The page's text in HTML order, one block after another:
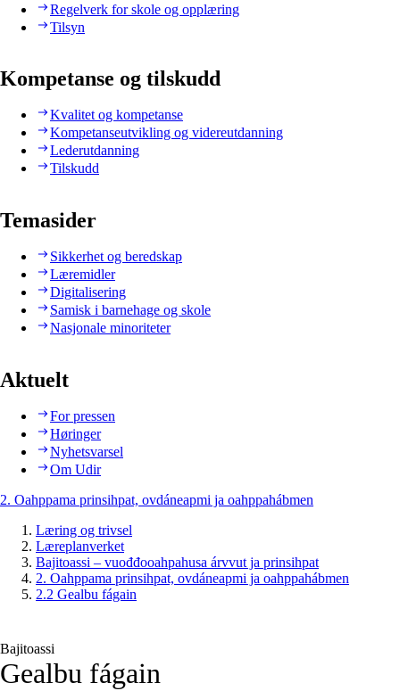
Regelverk for skole og opplæring
Tilsyn
Kompetanse og tilskudd
Kvalitet og kompetanse
Kompetanseutvikling og videreutdanning
Lederutdanning
Tilskudd
Temasider
Sikkerhet og beredskap
Læremidler
Digitalisering
Samisk i barnehage og skole
Nasjonale minoriteter
Aktuelt
For pressen
Høringer
Nyhetsvarsel
Om Udir
2. Oahppama prinsihpat, ovdáneapmi ja oahppahábmen
Læring og trivsel
Læreplanverket
Bajitoassi – vuođđooahpahusa árvvut ja prinsihpat
2. Oahppama prinsihpat, ovdáneapmi ja oahppahábmen
2.2 Gealbu fágain
Bajitoassi
Gealbu fágain